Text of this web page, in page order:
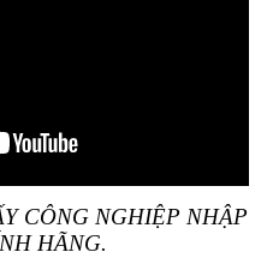
CÔNG NGHIỆP NHẬP
HÃNG.